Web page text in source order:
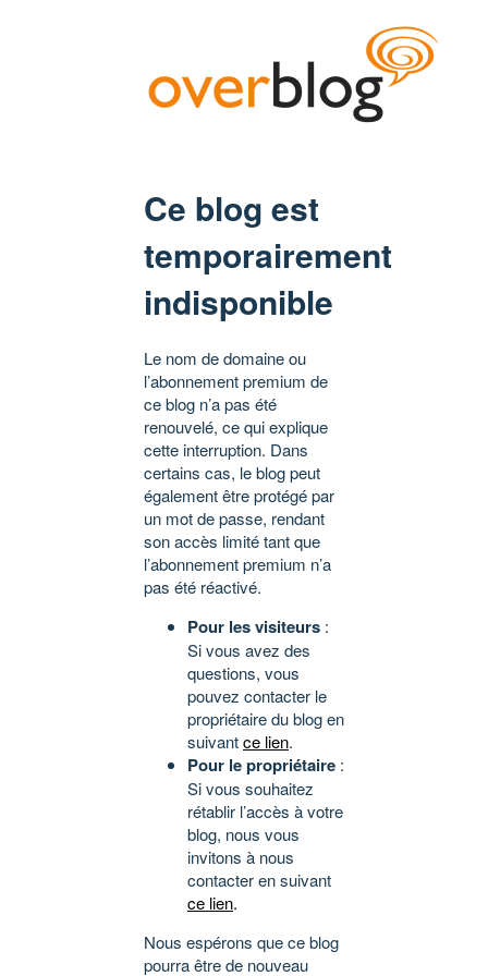
Ce blog est
temporairement
indisponible
Le nom de domaine ou
l’abonnement premium de
ce blog n’a pas été
renouvelé, ce qui explique
cette interruption. Dans
certains cas, le blog peut
également être protégé par
un mot de passe, rendant
son accès limité tant que
l’abonnement premium n’a
pas été réactivé.
Pour les visiteurs :
Si vous avez des
questions, vous
pouvez contacter le
propriétaire du blog en
suivantce lien.
Pour le propriétaire :
Si vous souhaitez
rétablir l’accès à votre
blog, nous vous
invitons à nous
contacter en suivant
ce lien.
Nous espérons que ce blog
pourra être de nouveau